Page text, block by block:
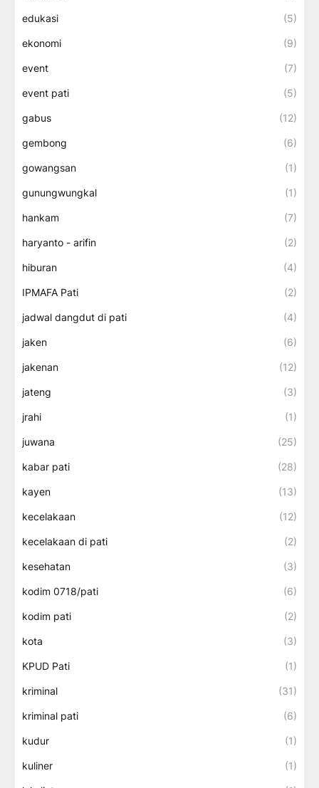
edukasi (5)
ekonomi (9)
event (7)
event pati (5)
gabus (12)
gembong (6)
gowangsan (1)
gunungwungkal (1)
hankam (7)
haryanto - arifin (2)
hiburan (4)
IPMAFA Pati (2)
jadwal dangdut di pati (4)
jaken (6)
jakenan (12)
jateng (3)
jrahi (1)
juwana (25)
kabar pati (28)
kayen (13)
kecelakaan (12)
kecelakaan di pati (2)
kesehatan (3)
kodim 0718/pati (6)
kodim pati (2)
kota (3)
KPUD Pati (1)
kriminal (31)
kriminal pati (6)
kudur (1)
kuliner (1)